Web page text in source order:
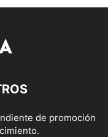
de promoción